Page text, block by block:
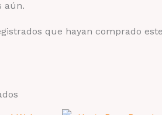
aún.
que hayan comprado